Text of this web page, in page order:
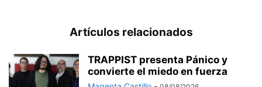
Artículos relacionados
TRAPPIST presenta Pánico y
convierte el miedo en fuerza